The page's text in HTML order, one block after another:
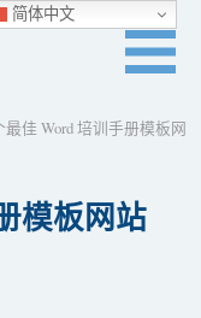
最佳 Word 培训手册模板网
模板网站
简体中文